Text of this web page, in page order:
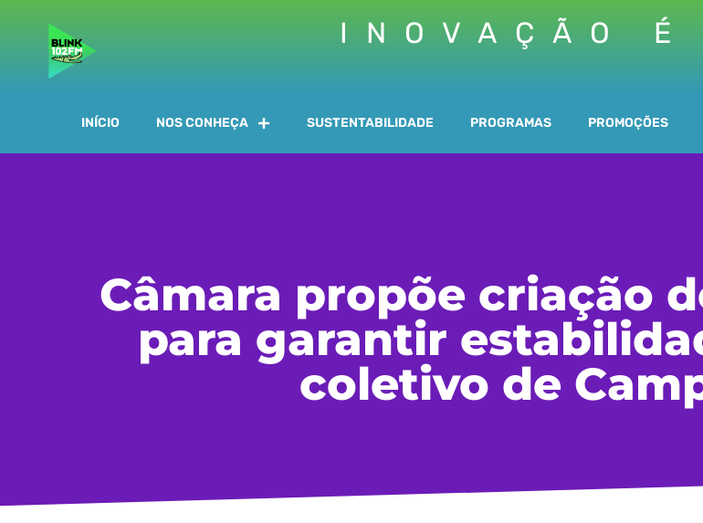
INOVAÇÃO
INÍCIO NOS CONHEÇA SUSTENTABILIDADE PROGRAMAS PROMOÇÕES
Câmara propõe criação
para garantir
coletivo de